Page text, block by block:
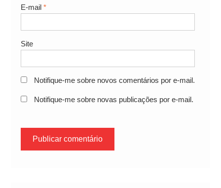
E-mail *
Site
Notifique-me sobre novos comentários por e-mail.
Notifique-me sobre novas publicações por e-mail.